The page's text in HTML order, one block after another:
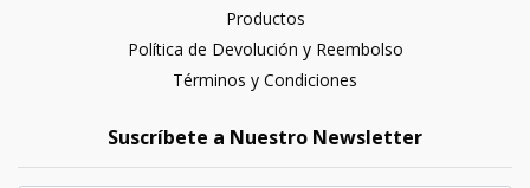
Productos
Política de Devolución y Reembolso
Términos y Condiciones
Suscríbete a Nuestro Newsletter